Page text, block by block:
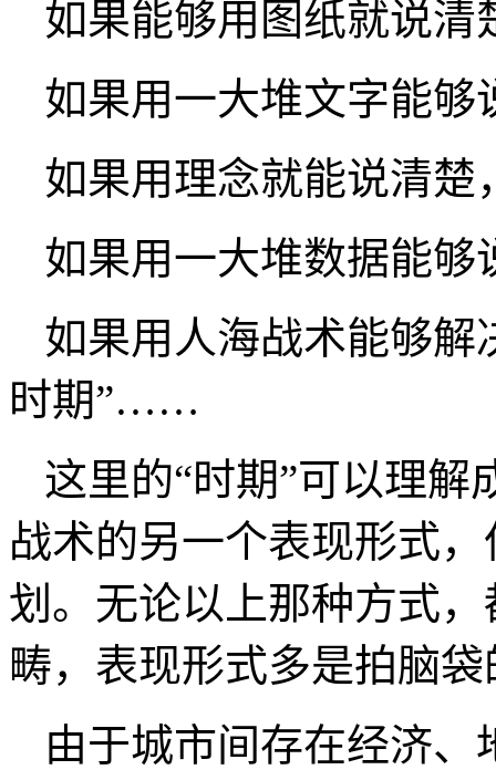
如果能够用图纸就说清
如果用一大堆文字能够
如果用理念就能说清楚
如果用一大堆数据能够
如果用人海战术能够解
时期”……
这里的“时期”可以理
战术的另一个表现形式
划。无论以上那种方式
畴，表现形式多是拍脑
由于城市间存在经济、